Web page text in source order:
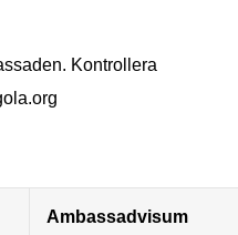
Kontrollera
Ambassadvisum